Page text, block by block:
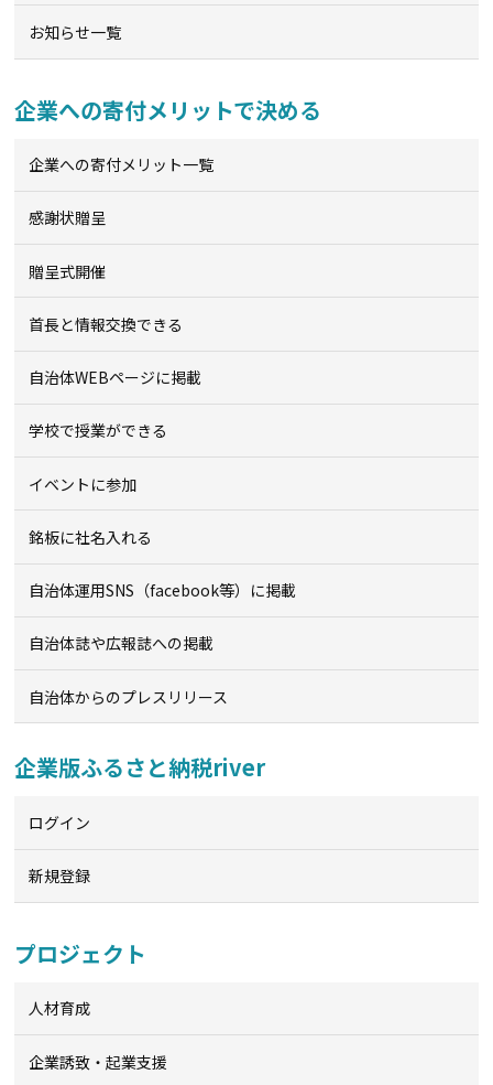
お知らせ一覧
企業への寄付メリットで決める
企業への寄付メリット一覧
感謝状贈呈
贈呈式開催
首長と情報交換できる
自治体WEBページに掲載
学校で授業ができる
イベントに参加
銘板に社名入れる
自治体運用SNS（facebook等）に掲載
自治体誌や広報誌への掲載
自治体からのプレスリリース
企業版ふるさと納税river
ログイン
新規登録
プロジェクト
人材育成
企業誘致・起業支援